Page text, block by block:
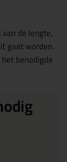
de lengte,
gaat worden.
benodigde